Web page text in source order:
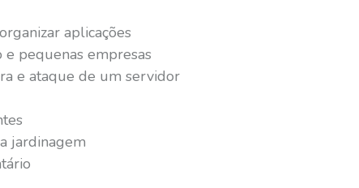
aplicações
pequenas empresas
e ataque de um servidor
jardinagem